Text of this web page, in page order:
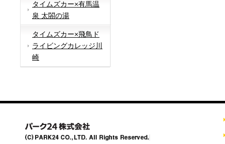
タイムズカー×有馬温
泉 太閤の湯
タイムズカー×飛鳥ド
ライビングカレッジ川
崎